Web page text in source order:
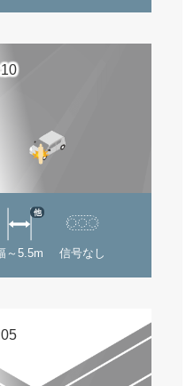
～5.5m
他
信号なし